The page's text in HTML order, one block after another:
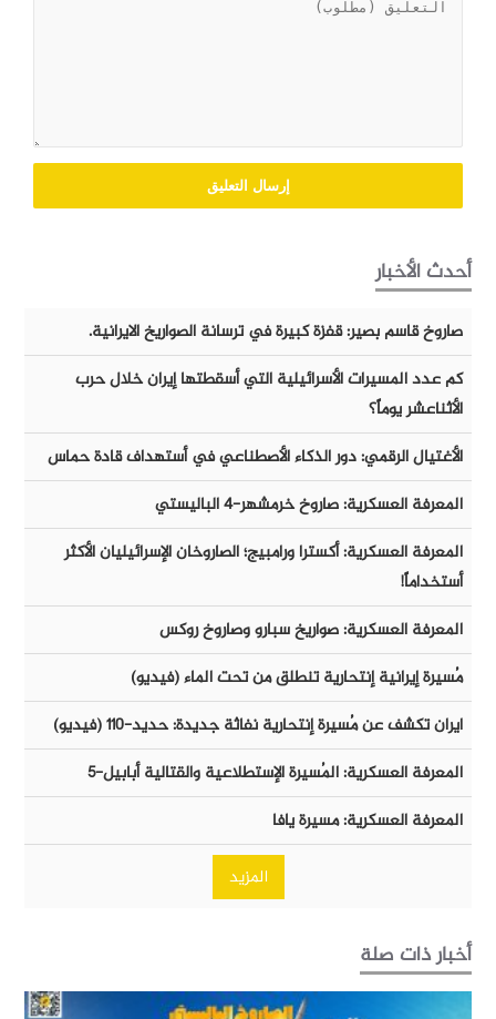
أحدث الأخبار
صاروخ قاسم بصير: قفزة كبيرة في ترسانة الصواريخ الايرانية.
كم عدد المسيرات الأسرائيلية التي أسقطتها إيران خلال حرب
الأثناعشر يوماً؟
الأغتيال الرقمي: دور الذكاء الأصطناعي في أستهداف قادة حماس
المعرفة العسكرية: صاروخ خرمشهر-٤ الباليستي
المعرفة العسكرية: أكسترا ورامبيج؛ الصاروخان الإسرائيليان الأكثر
أستخداماً!
المعرفة العسكرية: صواريخ سبارو وصاروخ روكس
مُسيرة إيرانية إنتحارية تنطلق من تحت الماء (فيديو)
ايران تكشف عن مُسيرة إنتحارية نفاثة جديدة: حديد-١١٠ (فيديو)
المعرفة العسكرية: المُسيرة الإستطلاعية والقتالية أبابيل-٥
المعرفة العسكرية: مسيرة يافا
المزيد
أخبار ذات صلة